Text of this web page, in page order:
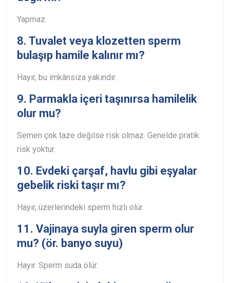
Yapmaz.
8. Tuvalet veya klozetten sperm
bulaşıp hamile kalınır mı?
Hayır, bu imkânsıza yakındır.
9. Parmakla içeri taşınırsa hamilelik
olur mu?
Semen çok taze değilse risk olmaz. Genelde pratik
risk yoktur.
10. Evdeki çarşaf, havlu gibi eşyalar
gebelik riski taşır mı?
Hayır, üzerlerindeki sperm hızlı ölür.
11. Vajinaya suyla giren sperm olur
mu? (ör. banyo suyu)
Hayır. Sperm suda ölür.